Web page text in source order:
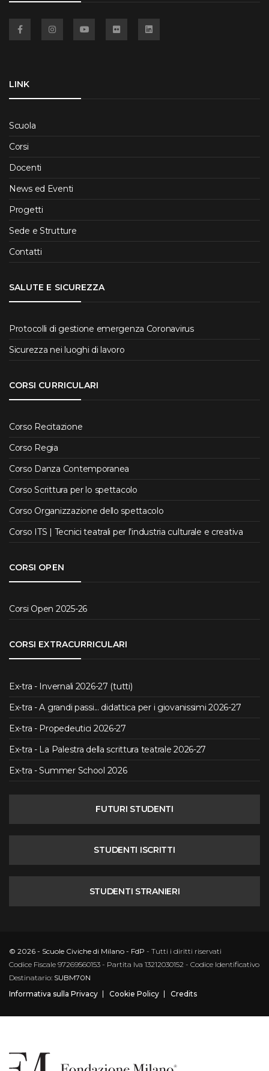
LINK
Scuola
Corsi
Docenti
News ed Eventi
Progetti
Sede e Strutture
Contatti
SALUTE E SICUREZZA
Protocolli di gestione emergenza Coronavirus
Sicurezza nei luoghi di lavoro
CORSI CURRICULARI
Corso Recitazione
Corso Regia
Corso Danza Contemporanea
Corso Scrittura per lo spettacolo
Corso Organizzazione dello spettacolo
Corso ITS | Tecnici teatrali per l’industria culturale e creativa
CORSI OPEN
Corsi Open 2025-26
CORSI EXTRACURRICULARI
Ex-tra - Invernali 2026-27 (tutti)
Ex-tra - A grandi passi... didattica per i giovanissimi 2026-27
Ex-tra - Propedeutici 2026-27
Ex-tra - La Palestra della scrittura teatrale 2026-27
Ex-tra - Summer School 2026
FUTURI STUDENTI
STUDENTI ISCRITTI
STUDENTI STRANIERI
© 2026 - Scuole Civiche di Milano - FdP - Tutti i diritti riservati
Codice Fiscale 97269560153 - Partita Iva 13212030152 - Codice Identificativo
Destinatario: SUBM70N
Informativa sulla Privacy
Cookie Policy Credits